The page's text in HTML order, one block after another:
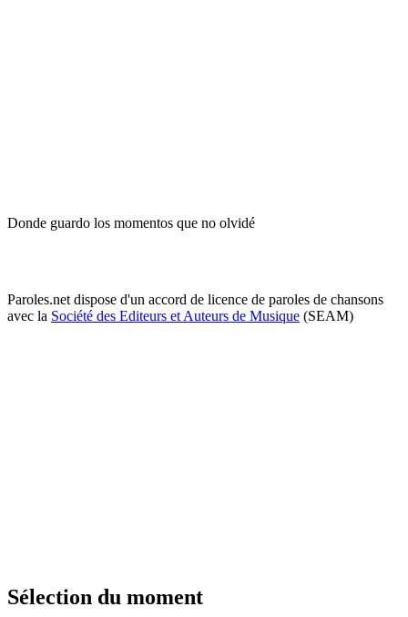
Donde guardo los momentos que no olvidé
Paroles.net dispose d'un accord de licence de paroles de chansons
avec la Société des Editeurs et Auteurs de Musique (SEAM)
Sélection du moment